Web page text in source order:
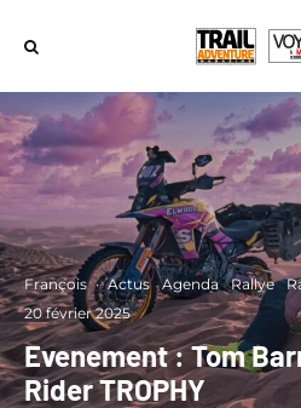
François · Actus Agenda Rallye
20 février 2025
Evenement : Tom
Rider TROPHY